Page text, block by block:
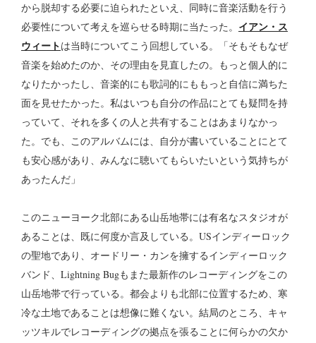
から脱却する必要に迫られたといえ、同時に音楽活動を行う
必要性について考えを巡らせる時期に当たった。 イアン・ス
ウィートは当時についてこう回想している。「そもそもなぜ
音楽を始めたのか、その理由を見直したの。もっと個人的に
なりたかったし、音楽的にも歌詞的にももっと自信に満ちた
面を見せたかった。私はいつも自分の作品にとても疑問を持
っていて、それを多くの人と共有することはあまりなかっ
た。でも、このアルバムには、自分が書いていることにとて
も安心感があり、みんなに聴いてもらいたいという気持ちが
あったんだ」
このニューヨーク北部にある山岳地帯には有名なスタジオが
あることは、既に何度か言及している。USインディーロック
の聖地であり、オードリー・カンを擁するインディーロック
バンド、Lightning Bugもまた最新作のレコーディングをこの
山岳地帯で行っている。都会よりも北部に位置するため、寒
冷な土地であることは想像に難くない。結局のところ、キャ
ッツキルでレコーディングの拠点を張ることに何らかの欠か